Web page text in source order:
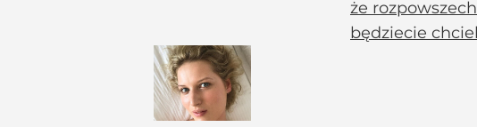
że
będziecie